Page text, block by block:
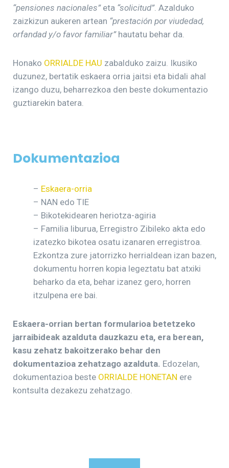
“pensiones nacionales”eta “solicitud”. Azalduko
zaizkizun aukeren artean “prestación por viudedad,
orfandad y/o favor familiar”hautatu behar da.
Honako ORRIALDE HAU zabalduko zaizu. Ikusiko
duzunez, bertatik eskaera orria jaitsi eta bidali ahal
izango duzu, beharrezkoa den beste dokumentazio
guztiarekin batera.
Dokumentazioa
– Eskaera-orria
– NAN edo TIE
– Bikotekidearen heriotza-agiria
– Familia liburua, Erregistro Zibileko akta edo
izatezko bikotea osatu izanaren erregistroa.
Ezkontza zure jatorrizko herrialdean izan bazen,
dokumentu horren kopia legeztatu bat atxiki
beharko da eta, behar izanez gero, horren
itzulpena ere bai.
Eskaera-orrian bertan formularioa betetzeko
jarraibideak azalduta dauzkazu eta, era berean,
kasu zehatz bakoitzerako behar den
dokumentazioa zehatzago azalduta. Edozelan,
dokumentazioa beste ORRIALDE HONETAN ere
kontsulta dezakezu zehatzago.